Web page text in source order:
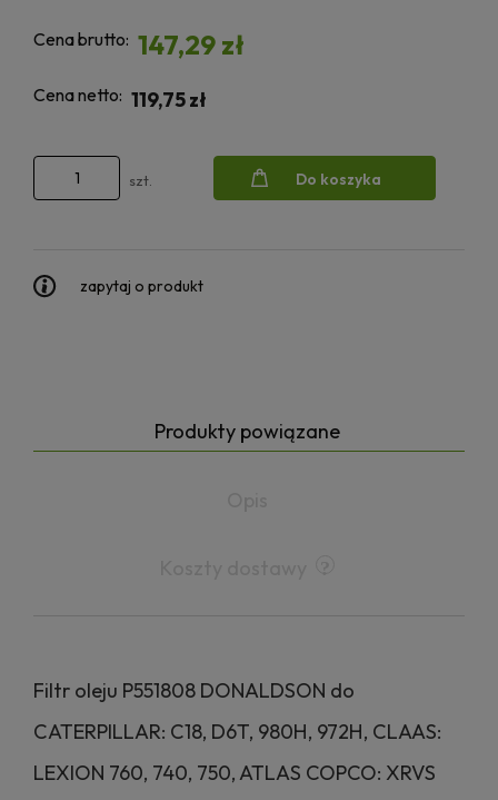
Cena brutto: 147,29 zł
Cena netto: 119,75 zł
szt. Do koszyka
zapytaj o produkt
Produkty powiązane
Filtr oleju P551808 DONALDSON do
CATERPILLAR: C18, D6T, 980H, 972H, CLAAS:
LEXION 760, 740, 750, ATLAS COPCO: XRVS